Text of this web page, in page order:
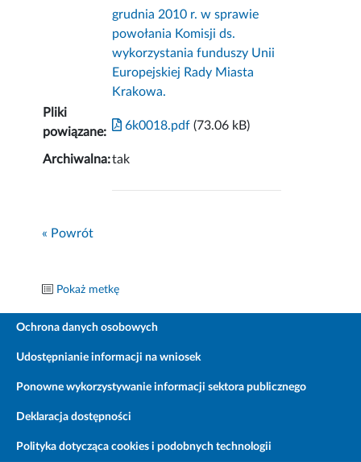
grudnia 2010 r. w sprawie
powołania Komisji ds.
wykorzystania funduszy Unii
Europejskiej Rady Miasta
Krakowa.
Pliki
powiązane:
6k0018.pdf (73.06 kB)
Archiwalna:tak
« Powrót
Pokaż metkę
Ochrona danych osobowych
Udostępnianie informacji na wniosek
Ponowne wykorzystywanie informacji sektora publicznego
Deklaracja dostępności
Polityka dotycząca cookies i podobnych technologii